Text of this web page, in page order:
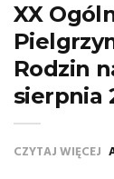
XX
Rodzin
sierpnia
CZYTAJ WIĘCEJ